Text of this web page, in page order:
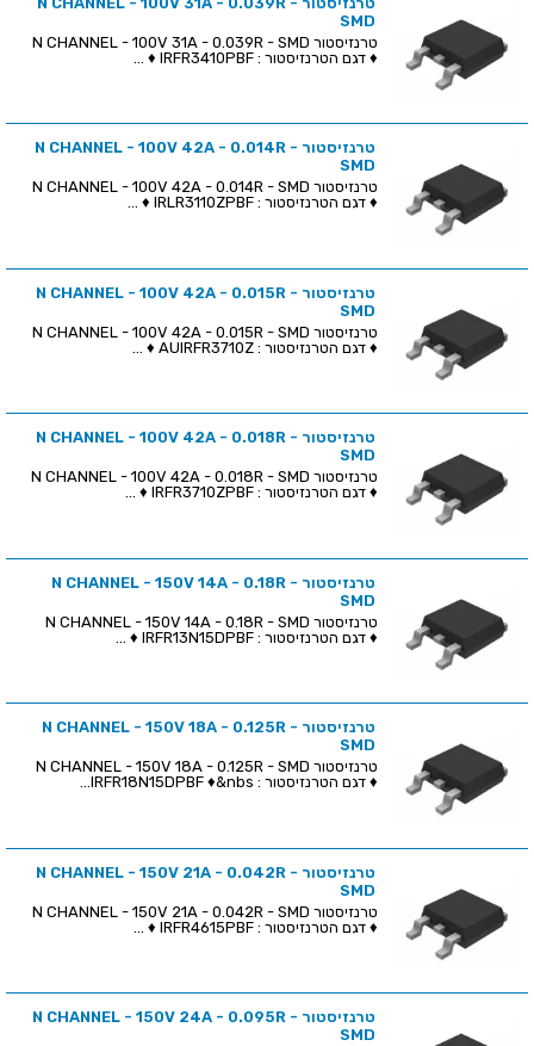
SMD
♦ דגם הטרנזיסטור : IRFR3410PBF ♦ ...
טרנזיסטור N CHANNEL - 100V 42A - 0.014R -
SMD
♦ דגם הטרנזיסטור : IRLR3110ZPBF ♦ ...
טרנזיסטור N CHANNEL - 100V 42A - 0.015R -
SMD
♦ דגם הטרנזיסטור : AUIRFR3710Z ♦ ...
טרנזיסטור N CHANNEL - 100V 42A - 0.018R -
SMD
♦ דגם הטרנזיסטור : IRFR3710ZPBF ♦ ...
טרנזיסטור N CHANNEL - 150V 14A - 0.18R -
SMD
♦ דגם הטרנזיסטור : IRFR13N15DPBF ♦ ...
טרנזיסטור N CHANNEL - 150V 18A - 0.125R -
SMD
♦ דגם הטרנזיסטור : IRFR18N15DPBF ♦&nbs...
טרנזיסטור N CHANNEL - 150V 21A - 0.042R -
SMD
♦ דגם הטרנזיסטור : IRFR4615PBF ♦ ...
טרנזיסטור N CHANNEL - 150V 24A - 0.095R -
SMD